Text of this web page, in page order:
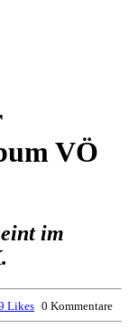
VÖ
im
Likes 0 Kommentare